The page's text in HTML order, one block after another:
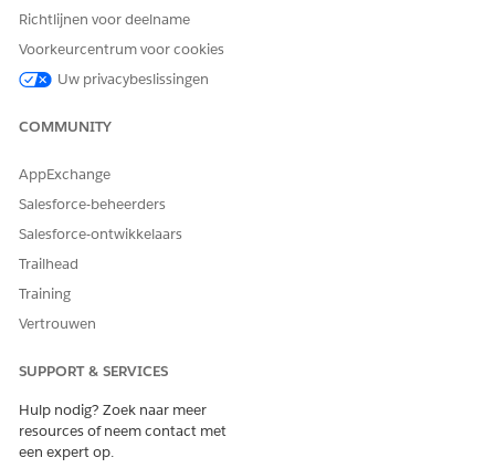
Richtlijnen voor deelname
Voorkeurcentrum voor cookies
Uw privacybeslissingen
COMMUNITY
AppExchange
Salesforce-beheerders
Salesforce-ontwikkelaars
Trailhead
Training
Vertrouwen
SUPPORT & SERVICES
Hulp nodig? Zoek naar meer
resources of neem contact met
een expert op.